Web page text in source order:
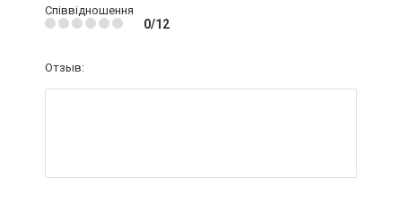
Співвідношення
0/12
Отзыв: